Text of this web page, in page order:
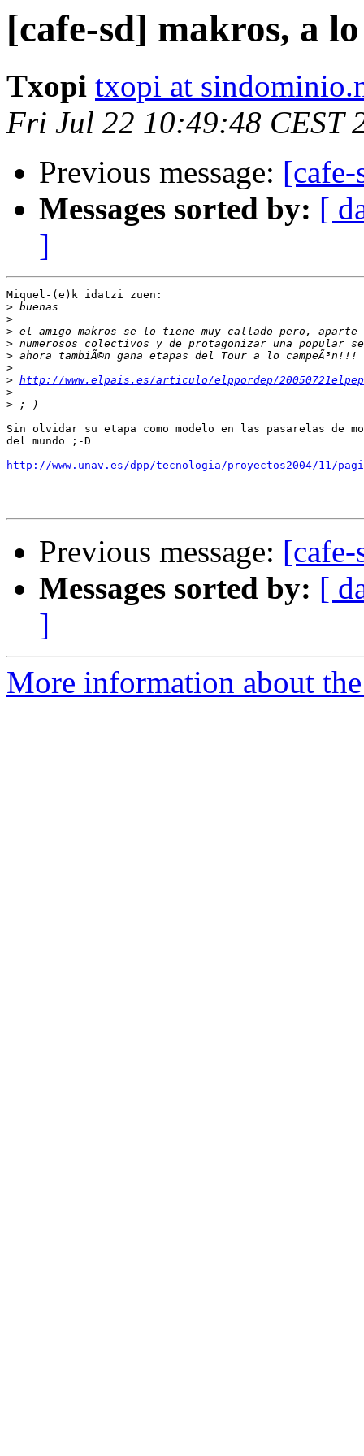
[cafe-sd] makros, a
Txopi txopi at
Fri Jul 22 10:49:48 CEST
Previous message: [cafe-
Messages sorted by: [
]
Miquel-(e)k idatzi zuen:
>
>
>
>
>
>
> http://www.elpais.es/articulo/elppordep/
>
>
Sin olvidar su etapa como modelo en las pasarelas de
del mundo ;-D
http://www.unav.es/dpp/tecnologia/proyectos2004/11/
Previous message: [cafe-
Messages sorted by: [
]
More information about